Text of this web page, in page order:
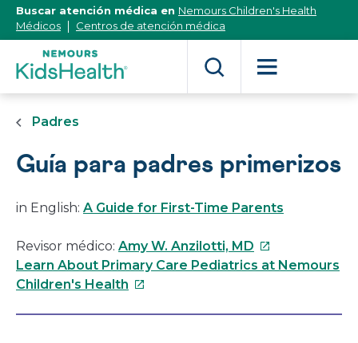
[Skip
Content]
Buscar atención médica en Nemours Children's Health
Médicos
Centros de atención médica
Padres
Guía para padres primerizos
in English: A Guide for First-Time Parents
Revisor médico: Amy W. Anzilotti, MD Este
enlace
Learn About Primary Care Pediatrics at Nemours
Children's Health Este